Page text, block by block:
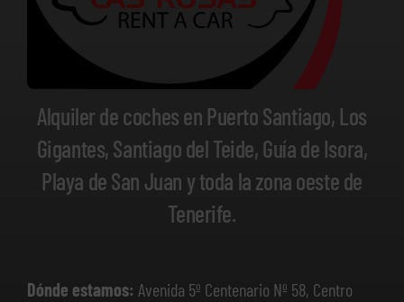
Alquiler de coches en Puerto Santiago, Los
Gigantes, Santiago del Teide, Guía de Isora,
Playa de San Juan y toda la zona oeste de
Tenerife.
Dónde estamos: Avenida 5º Centenario Nº 58, Centro